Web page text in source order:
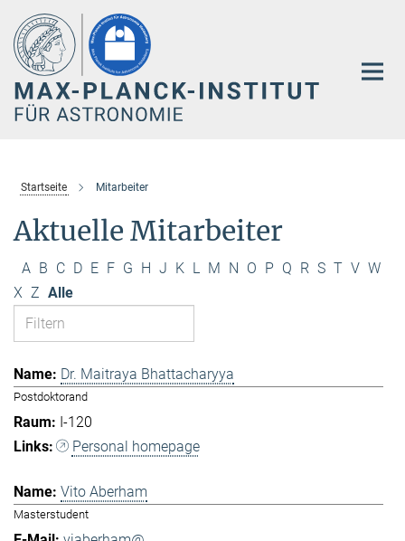
Hauptinhalt
Startseite Mitarbeiter
Aktuelle Mitarbeiter
A B C D E F G H J K L M N O P Q R S T V W
X Z Alle
Dr. Maitraya Bhattacharyya
Postdoktorand
I-120
Personal homepage
Vito Aberham
Masterstudent